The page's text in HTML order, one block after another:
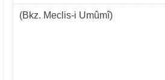
(Bkz. Meclis-i Umûmî)